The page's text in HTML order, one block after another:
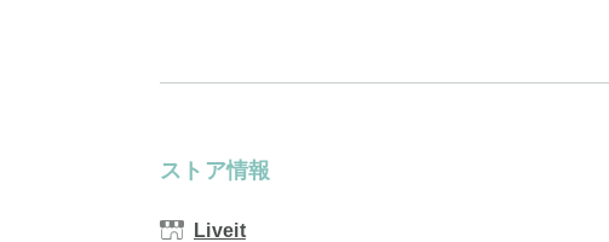
ストア情報
Liveit